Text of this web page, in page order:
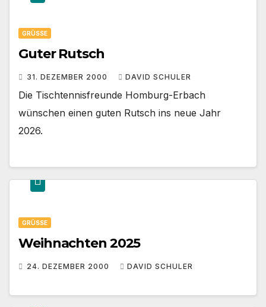
GRÜSSE
Guter Rutsch
31. DEZEMBER 2000 DAVID SCHULER
Die Tischtennisfreunde Homburg-Erbach
wünschen einen guten Rutsch ins neue Jahr
2026.
GRÜSSE
Weihnachten 2025
24. DEZEMBER 2000 DAVID SCHULER